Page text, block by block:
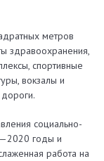
метров
здраво­охра­нения,
спор­тив­ные
вокзалы и
социально-
годы и
работа на